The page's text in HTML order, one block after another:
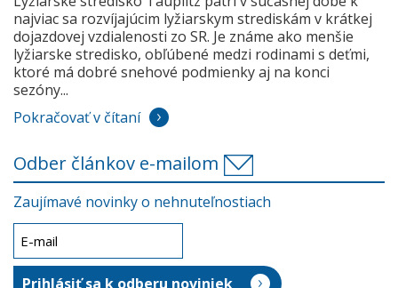
najviac sa rozvíjajúcim lyžiarskym strediskám v krátkej
dojazdovej vzdialenosti zo SR. Je známe ako menšie
lyžiarske stredisko, obľúbené medzi rodinami s deťmi,
ktoré má dobré snehové podmienky aj na konci
sezóny...
Pokračovať v čítaní
Odber článkov e-mailom
Zaujímavé novinky o nehnuteľnostiach